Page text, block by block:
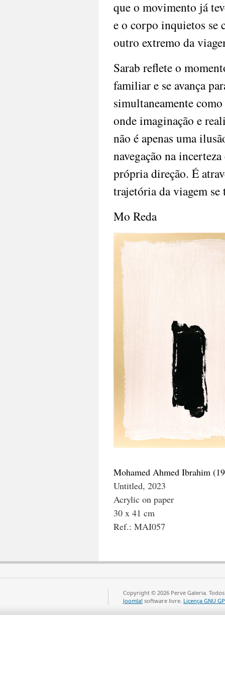
que o movimento já
e o corpo inquietos se
outro extremo da
Sarab reflete o
familiar e se avança
simultaneamente
onde imaginação e
não é apenas uma
navegação na
própria direção. É
trajetória da viagem
Mo Reda
Mohamed Ahmed Ibrahim
Untitled, 2023
Acrylic on paper
30 x 41 cm
Ref.: MAI057
Copyright © 2026 Perve Galeria.
Joomla! software livre. Licença GNU